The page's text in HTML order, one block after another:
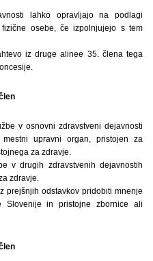
lahko opravljajo na podlagi
osebe, če izpolnjujejo s tem
iz druge alinee 35. člena tega
v osnovni zdravstveni dejavnosti
upravni organ, pristojen za
za zdravje.
v drugih zdravstvenih dejavnostih
zdravje.
prejšnjih odstavkov pridobiti mnenje
Slovenije in pristojne zbornice ali